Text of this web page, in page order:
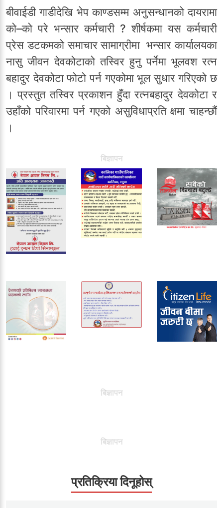
बीवाईडी गाडीदेखि भेप काण्डसम्म अनुसन्धानको दायरामा
को–को परे भन्सार कर्मचारी ? शीर्षकमा यस कर्मचारी
प्रेस डटकमको समाचार सामाग्रीमा भन्सार कार्यालयका
नासु जीवन देवकोटाको तस्विर हुनु पर्नेमा भूलवश रत्न
बहादुर देवकोटा फोटो पर्न गएकोमा भूल सुधार गरिएको छ
। प्रस्तुत तस्विर प्रकाशन हुँदा रत्नबहादुर देवकोटा र
उहाँको परिवारमा पर्न गएको असुविधाप्रति क्षमा चाहन्छौं
।
बिज्ञापन
बिज्ञापन
बिज्ञापन
प्रतिक्रिया दिनूहोस्